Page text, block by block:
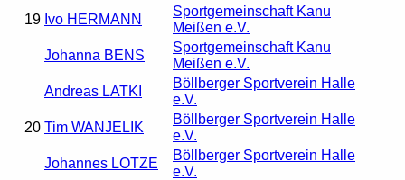
19 Ivo HERMANN
Sportgemeinschaft Kanu
Meißen e.V.
Johanna BENS
Sportgemeinschaft Kanu
Meißen e.V.
20
Andreas LATKI
Böllberger Sportverein Halle
e.V.
Tim WANJELIK
Böllberger Sportverein Halle
e.V.
Johannes LOTZE
Böllberger Sportverein Halle
e.V.